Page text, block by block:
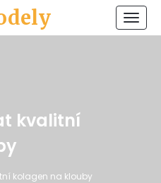
kvalitní
kolagen na klouby